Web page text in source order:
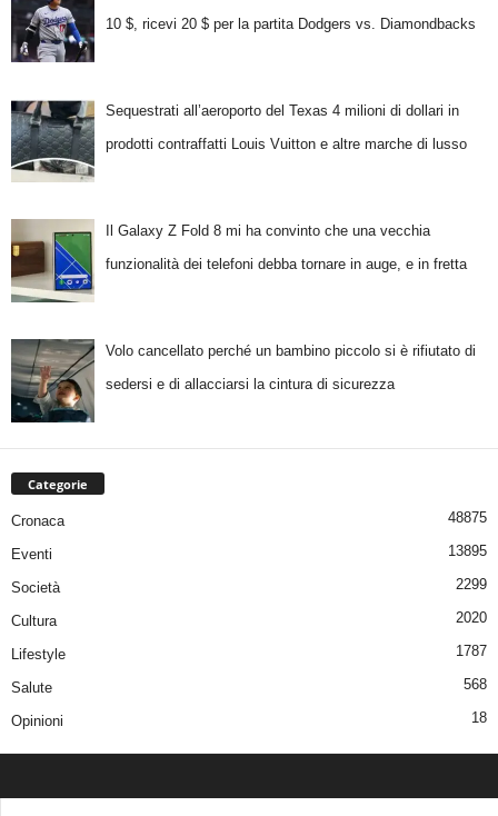
10 $, ricevi 20 $ per la partita Dodgers vs. Diamondbacks
Sequestrati all’aeroporto del Texas 4 milioni di dollari in
prodotti contraffatti Louis Vuitton e altre marche di lusso
Il Galaxy Z Fold 8 mi ha convinto che una vecchia
funzionalità dei telefoni debba tornare in auge, e in fretta
Volo cancellato perché un bambino piccolo si è rifiutato di
sedersi e di allacciarsi la cintura di sicurezza
Categorie
Cronaca 48875
Eventi 13895
Società 2299
Cultura 2020
Lifestyle 1787
Salute 568
Opinioni 18